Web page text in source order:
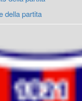
della partita